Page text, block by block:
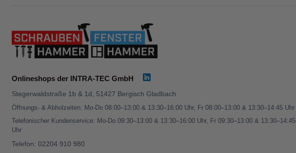
Onlineshops der INTRA-TEC GmbH
Stegerwaldstraße 1b & 1d, 51427 Bergisch Gladbach
Öffnungs- & Abholzeiten: Mo-Do 08:00–13:00 & 13:30–16:00 Uhr, Fr 08:00–13:00 & 13:30–14:45 Uhr
Telefonischer Kundenservice: Mo-Do 09:30–13:00 & 13:30–16:00 Uhr, Fr 09:30–13:00 & 13:30–14:45
Uhr
Telefon: 02204 910 980